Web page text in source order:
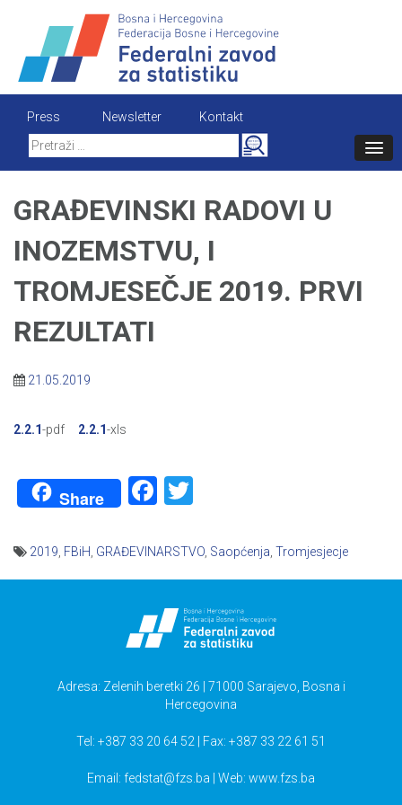
content
Press Newsletter
Kontakt
Search
for:
GRAĐEVINSKI RADOVI U
INOZEMSTVU, I
TROMJESEČJE 2019. PRVI
REZULTATI
21.05.2019
2.2.1-pdf 2.2.1-xls
Share Facebook
2019 FBiH GRAĐEVINARSTVO Saopćenja Tromjesjecje
Adresa: Zelenih beretki 26 | 71000 Sarajevo, Bosna i
Hercegovina
Tel: +387 33 20 64 52 | Fax: +387 33 22 61 51
Email: fedstat@fzs.ba | Web: www.fzs.ba